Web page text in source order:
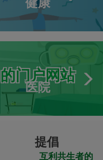
的门户网站
医院
提倡
互利共生者的